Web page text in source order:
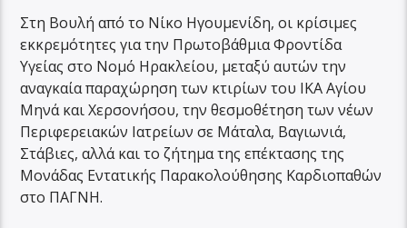
Στη Βουλή από το Νίκο Ηγουμενίδη, οι κρίσιμες
εκκρεμότητες για την Πρωτοβάθμια Φροντίδα
Υγείας στο Νομό Ηρακλείου, μεταξύ αυτών την
αναγκαία παραχώρηση των κτιρίων του ΙΚΑ Αγίου
Μηνά και Χερσονήσου, την θεσμοθέτηση των νέων
Περιφερειακών Ιατρείων σε Μάταλα, Βαγιωνιά,
Στάβιες, αλλά και το ζήτημα της επέκτασης της
Μονάδας Εντατικής Παρακολούθησης Καρδιοπαθών
στο ΠΑΓΝΗ.